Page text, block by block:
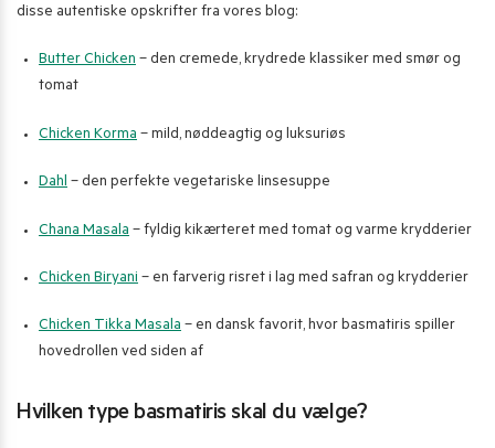
disse autentiske opskrifter fra vores blog:
Butter Chicken – den cremede, krydrede klassiker med smør og
tomat
Chicken Korma – mild, nøddeagtig og luksuriøs
Dahl – den perfekte vegetariske linsesuppe
Chana Masala – fyldig kikærteret med tomat og varme krydderier
Chicken Biryani – en farverig risret i lag med safran og krydderier
Chicken Tikka Masala – en dansk favorit, hvor basmatiris spiller
hovedrollen ved siden af
Hvilken type basmatiris skal du vælge?